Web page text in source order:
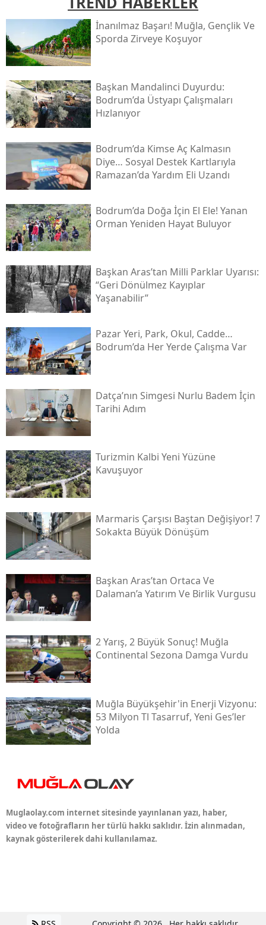
İnanılmaz Başarı! Muğla, Gençlik Ve
Sporda Zirveye Koşuyor
Başkan Mandalinci Duyurdu:
Bodrum’da Üstyapı Çalışmaları
Hızlanıyor
Bodrum’da Kimse Aç Kalmasın
Diye… Sosyal Destek Kartlarıyla
Ramazan’da Yardım Eli Uzandı
Bodrum’da Doğa İçin El Ele! Yanan
Orman Yeniden Hayat Buluyor
Başkan Aras’tan Milli Parklar Uyarısı:
“geri Dönülmez Kayıplar
Yaşanabilir”
Pazar Yeri, Park, Okul, Cadde…
Bodrum’da Her Yerde Çalışma Var
Datça’nın Simgesi Nurlu Badem İçin
Tarihi Adım
Turizmin Kalbi Yeni Yüzüne
Kavuşuyor
Marmaris Çarşısı Baştan Değişiyor! 7
Sokakta Büyük Dönüşüm
Başkan Aras’tan Ortaca Ve
Dalaman’a Yatırım Ve Birlik Vurgusu
2 Yarış, 2 Büyük Sonuç! Muğla
Continental Sezona Damga Vurdu
Muğla Büyükşehir'in Enerji Vizyonu:
53 Milyon Tl Tasarruf, Yeni Ges’ler
Yolda
Muglaolay.com internet sitesinde yayınlanan yazı, haber,
video ve fotoğrafların her türlü hakkı saklıdır. İzin alınmadan,
kaynak gösterilerek dahi kullanılamaz.